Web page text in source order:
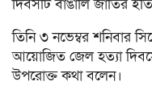
দিবসটি বাঙালি জাতির
তিনি ৩ নভেম্বর শনিবার
আয়োজিত জেল হত্যা
উপরোক্ত কথা বলেন।